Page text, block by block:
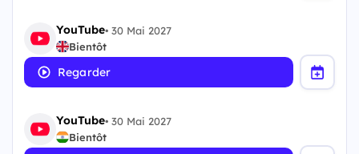
YouTube•30 Mai 2027
Bientôt
Regarder
YouTube•30 Mai 2027
Bientôt